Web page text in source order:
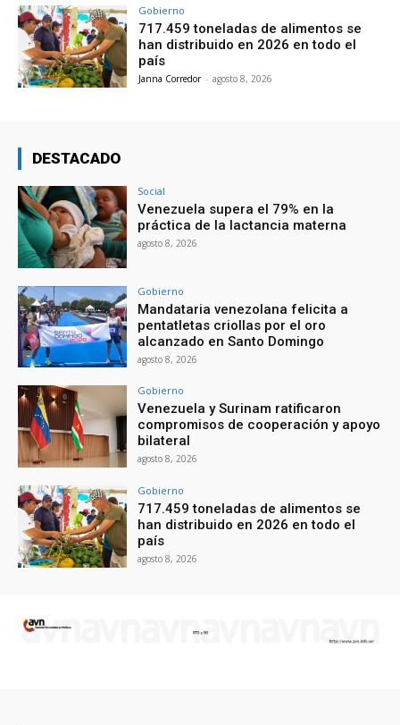
Gobierno
717.459 toneladas de alimentos se
han distribuido en 2026 en todo el
país
Janna Corredor - agosto 8, 2026
DESTACADO
Social
Venezuela supera el 79% en la
práctica de la lactancia materna
agosto 8, 2026
Gobierno
Mandataria venezolana felicita a
pentatletas criollas por el oro
alcanzado en Santo Domingo
agosto 8, 2026
Gobierno
Venezuela y Surinam ratificaron
compromisos de cooperación y apoyo
bilateral
agosto 8, 2026
Gobierno
717.459 toneladas de alimentos se
han distribuido en 2026 en todo el
país
agosto 8, 2026